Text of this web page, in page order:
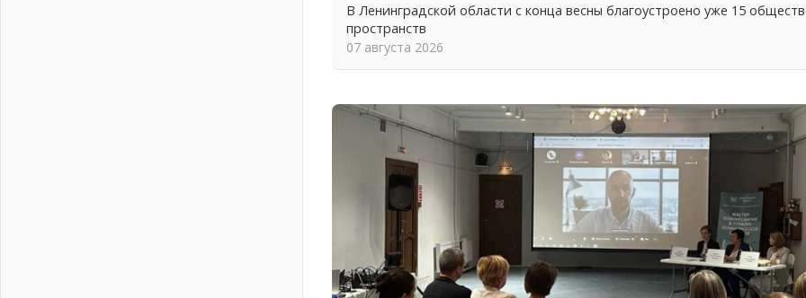
В Ленинградской области с конца весны благоустроено уже 15
пространств
07 августа 2026